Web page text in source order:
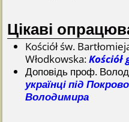
Цікаві
Kościół św.
Włodkowska:
Доповідь проф.
українці під
Володимира